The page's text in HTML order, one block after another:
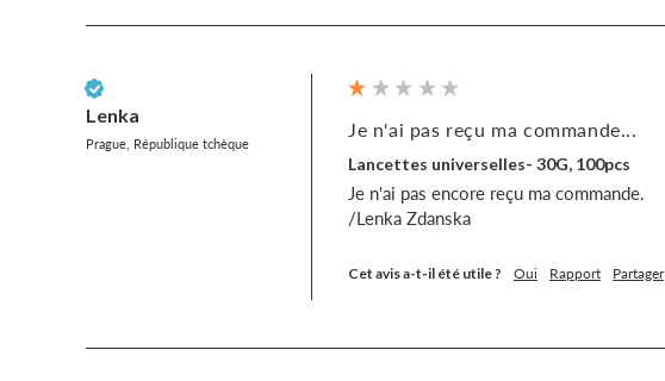
Lenka
Prague, République tchèque
Je n'ai pas reçu ma commande...
Lancettes universelles- 30G, 100pcs
Je n'ai pas encore reçu ma commande.
/Lenka Zdanska
Cet avis a-t-il été utile ? Oui Rapport Partager